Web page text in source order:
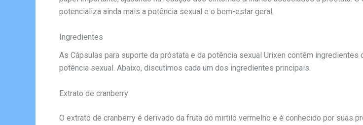
potencializa ainda mais a potência sexual e o bem-estar geral.
Ingredientes
As Cápsulas para suporte da próstata e da potência sexual Urixen contêm
potência sexual. Abaixo, discutimos cada um dos ingredientes principais.
Extrato de cranberry
O extrato de cranberry é derivado da fruta do mirtilo vermelho e é conhecido por suas